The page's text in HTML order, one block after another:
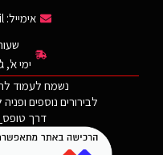
אימייל:
ימי א', ג', ה':
נשמח לעמוד
לבירורים נוספים
דרך טופס